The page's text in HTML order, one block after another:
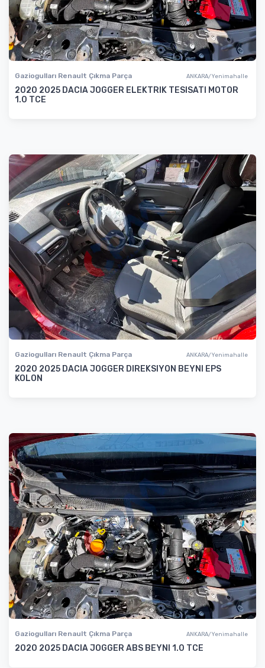
Gaziogulları Renault Çıkma Parça ANKARA/Yenimahalle
2020 2025 DACIA JOGGER ELEKTRIK TESISATI MOTOR
1.0 TCE
Gaziogulları Renault Çıkma Parça ANKARA/Yenimahalle
2020 2025 DACIA JOGGER DIREKSIYON BEYNI EPS
KOLON
Gaziogulları Renault Çıkma Parça ANKARA/Yenimahalle
2020 2025 DACIA JOGGER ABS BEYNI 1.0 TCE